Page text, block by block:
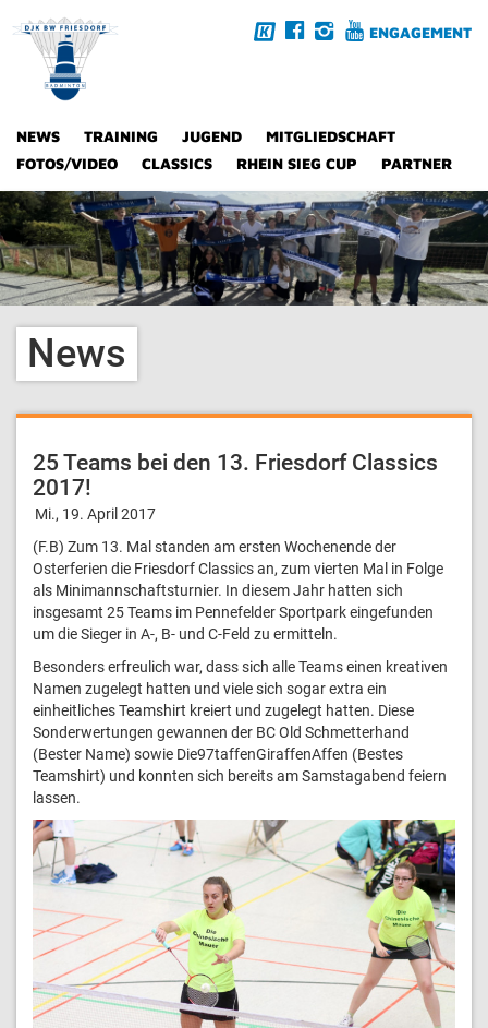
ENGAGEMENT
NEWS TRAINING JUGEND
MITGLIEDSCHAFT
FOTOS/VIDEO
CLASSICS RHEIN SIEG CUP PARTNER
News
25 Teams bei den 13. Friesdorf Classics
2017!
Mi., 19. April 2017
(F.B) Zum 13. Mal standen am ersten Wochenende der
Osterferien die Friesdorf Classics an, zum vierten Mal in Folge
als Minimannschaftsturnier. In diesem Jahr hatten sich
insgesamt 25 Teams im Pennefelder Sportpark eingefunden
um die Sieger in A-, B- und C-Feld zu ermitteln.
Besonders erfreulich war, dass sich alle Teams einen kreativen
Namen zugelegt hatten und viele sich sogar extra ein
einheitliches Teamshirt kreiert und zugelegt hatten. Diese
Sonderwertungen gewannen der BC Old Schmetterhand
(Bester Name) sowie Die97taffenGiraffenAffen (Bestes
Teamshirt) und konnten sich bereits am Samstagabend feiern
lassen.